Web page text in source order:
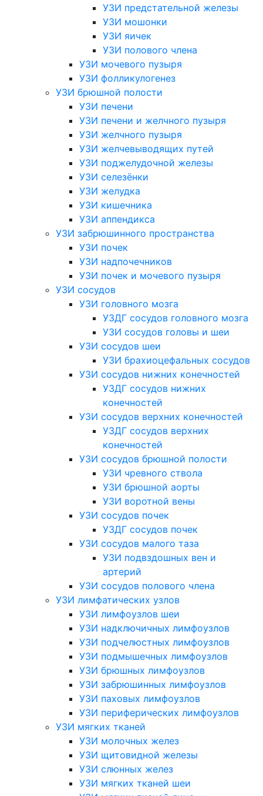
УЗИ предстательной железы
УЗИ мошонки
УЗИ яичек
УЗИ полового члена
УЗИ мочевого пузыря
УЗИ фолликулогенез
УЗИ брюшной полости
УЗИ печени
УЗИ печени и желчного пузыря
УЗИ желчного пузыря
УЗИ желчевыводящих путей
УЗИ поджелудочной железы
УЗИ селезёнки
УЗИ желудка
УЗИ кишечника
УЗИ аппендикса
УЗИ забрюшинного пространства
УЗИ почек
УЗИ надпочечников
УЗИ почек и мочевого пузыря
УЗИ сосудов
УЗИ головного мозга
УЗДГ сосудов головного мозга
УЗИ сосудов головы и шеи
УЗИ сосудов шеи
УЗИ брахиоцефальных сосудов
УЗИ сосудов нижних конечностей
УЗДГ сосудов нижних
конечностей
УЗИ сосудов верхних конечностей
УЗДГ сосудов верхних
конечностей
УЗИ сосудов брюшной полости
УЗИ чревного ствола
УЗИ брюшной аорты
УЗИ воротной вены
УЗИ сосудов почек
УЗДГ сосудов почек
УЗИ сосудов малого таза
УЗИ подвздошных вен и
артерий
УЗИ сосудов полового члена
УЗИ лимфатических узлов
УЗИ лимфоузлов шеи
УЗИ надключичных лимфоузлов
УЗИ подчелюстных лимфоузлов
УЗИ подмышечных лимфоузлов
УЗИ брюшных лимфоузлов
УЗИ забрюшинных лимфоузлов
УЗИ паховых лимфоузлов
УЗИ периферических лимфоузлов
УЗИ мягких тканей
УЗИ молочных желез
УЗИ щитовидной железы
УЗИ слюнных желез
УЗИ мягких тканей шеи